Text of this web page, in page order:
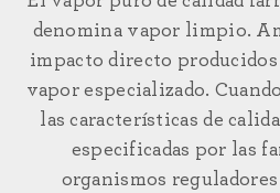
denomina vapor limpio.
impacto directo
vapor especializado. Cuando
las características de
especificadas por las
organismos reguladores